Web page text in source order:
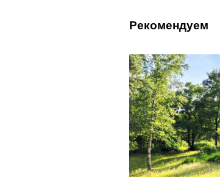
Рекомендуем